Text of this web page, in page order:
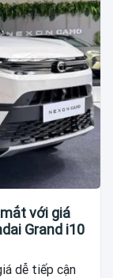
với giá
Grand i10
dễ tiếp cận